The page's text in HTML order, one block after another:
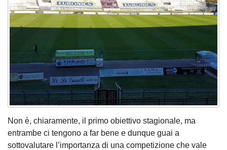
Non è, chiaramente, il primo obiettivo stagionale, ma
entrambe ci tengono a far bene e dunque guai a
sottovalutare l’importanza di una competizione che vale